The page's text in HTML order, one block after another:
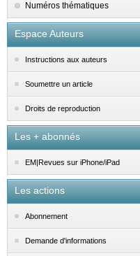
Numéros thématiques
Espace Auteurs
Instructions aux auteurs
Soumettre un article
Droits de reproduction
Les + abonnés
EM|Revues sur iPhone/iPad
Les actions
Abonnement
Demande d'informations